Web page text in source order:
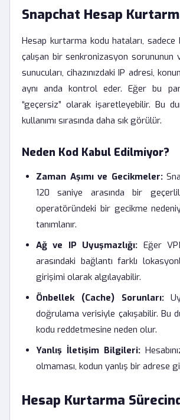
Snapchat Hesap
Hesap kurtarma kodu hataları,
çalışan bir senkronizasyon sorununun
sunucuları, cihazınızdaki IP adresi,
aynı anda kontrol eder. Eğer bu
“geçersiz” olarak işaretleyebilir. Bu
kullanımı sırasında daha sık görülür.
Neden Kod Kabul Edilmiyor?
Zaman Aşımı ve Gecikmeler:
120 saniye arasında bir
operatöründeki bir gecikme
tanımlanır.
Ağ ve IP Uyuşmazlığı: Eğer
arasındaki bağlantı farklı
girişimi olarak algılayabilir.
Önbellek (Cache) Sorunları:
doğrulama verisiyle çakışabilir. Bu
kodu reddetmesine neden olur.
Yanlış İletişim Bilgileri:
olmaması, kodun yanlış bir adrese
Hesap Kurtarma